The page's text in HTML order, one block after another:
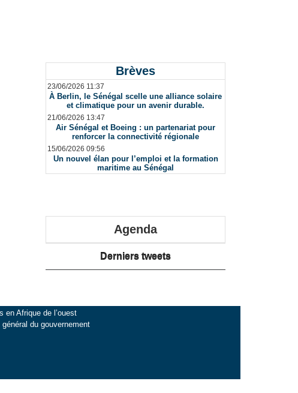
Brèves
23/06/2026 11:37
À Berlin, le Sénégal scelle une alliance solaire
et climatique pour un avenir durable.
21/06/2026 13:47
Air Sénégal et Boeing : un partenariat pour
renforcer la connectivité régionale
15/06/2026 09:56
Un nouvel élan pour l’emploi et la formation
maritime au Sénégal
Agenda
Derniers tweets
en Afrique de l’ouest
du gouvernement